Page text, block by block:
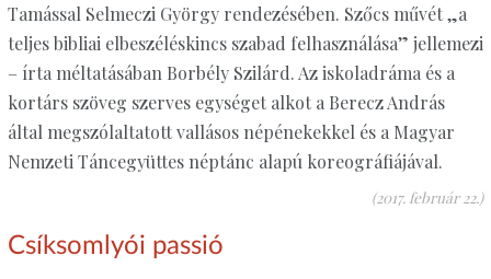
Tamással Selmeczi György rendezésében. Szőcs művét „a
teljes bibliai elbeszéléskincs szabad felhasználása” jellemezi
– írta méltatásában Borbély Szilárd. Az iskoladráma és a
kortárs szöveg szerves egységet alkot a Berecz András
által megszólaltatott vallásos népénekekkel és a Magyar
Nemzeti Táncegyüttes néptánc alapú koreográfiájával.
(2017. február 22.)
Csíksomlyói passió